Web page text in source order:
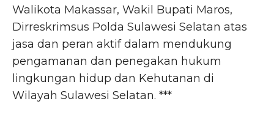
Walikota Makassar, Wakil Bupati Maros,
Dirreskrimsus Polda Sulawesi Selatan atas
jasa dan peran aktif dalam mendukung
pengamanan dan penegakan hukum
lingkungan hidup dan Kehutanan di
Wilayah Sulawesi Selatan. ***